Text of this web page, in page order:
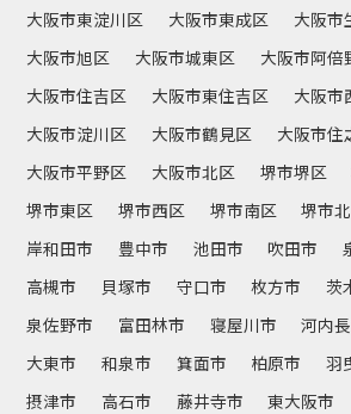
大阪市東淀川区 大阪市東成区
大阪市
大阪市旭区
大阪市城東区
大阪市阿倍
大阪市住吉区
大阪市東住吉区
大阪市
大阪市淀川区
大阪市鶴見区
大阪市住
大阪市平野区
大阪市北区 堺市堺区
堺市東区
堺市西区 堺市南区 堺市
岸和田市
豊中市 池田市 吹田市
高槻市
貝塚市 守口市 枚方市 茨
泉佐野市
富田林市 寝屋川市 河内
大東市
和泉市 箕面市 柏原市 羽
摂津市
高石市 藤井寺市 東大阪市